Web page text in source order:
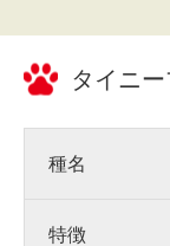
タイニ
種名
特徴